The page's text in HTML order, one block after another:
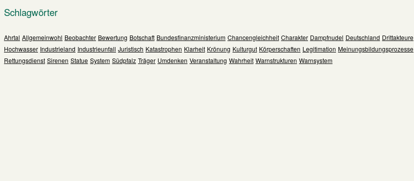
Schlagwörter
Ahrtal Allgemeinwohl Beobachter Bewertung Botschaft Bundesfinanzministerium Chancengleichheit Charakter Dampfnudel Deutschland Drittakteure
Hochwasser Industrieland Industrieunfall Juristisch Katastrophen Klarheit Krönung Kulturgut Körperschaften Legitimation Meinungsbildungsprozesse
Rettungsdienst Sirenen Statue System Südpfalz Träger Umdenken Veranstaltung Wahrheit Warnstrukturen Warnsystem